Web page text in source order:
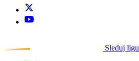
Sleduj ligu